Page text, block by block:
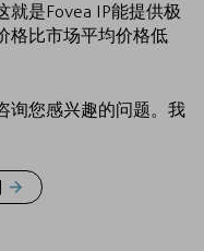
就是Fovea IP能提供极
格比市场平均价格低
询您感兴趣的问题。我